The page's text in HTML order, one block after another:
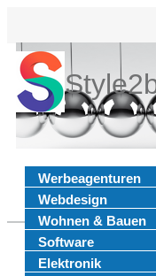
Werbeagenturen
Webdesign
Wohnen & Bauen
Software
Elektronik